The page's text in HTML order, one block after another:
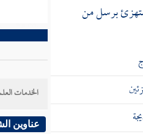
برسل من
الخدمات
عناوين